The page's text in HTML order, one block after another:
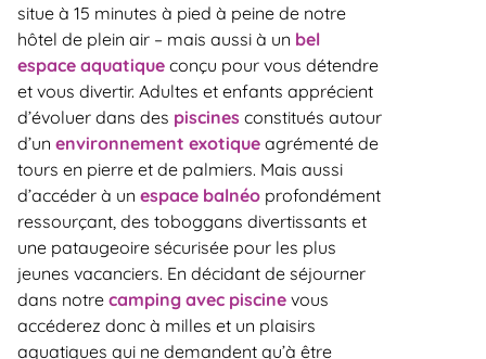
situe à 15 minutes à pied à peine de notre
hôtel de plein air – mais aussi à un bel
espace aquatique conçu pour vous détendre
et vous divertir. Adultes et enfants apprécient
d’évoluer dans des piscines constitués autour
d’un environnement exotique agrémenté de
tours en pierre et de palmiers. Mais aussi
d’accéder à un espace balnéo profondément
ressourçant, des toboggans divertissants et
une pataugeoire sécurisée pour les plus
jeunes vacanciers. En décidant de séjourner
dans notre camping avec piscine vous
accéderez donc à milles et un plaisirs
aquatiques qui ne demandent qu’à être